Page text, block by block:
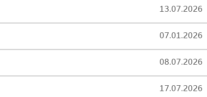
13.07.2026
07.01.2026
08.07.2026
17.07.2026